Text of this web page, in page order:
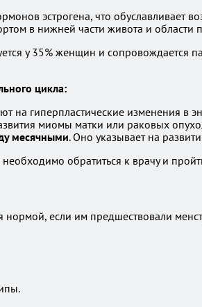
эстрогена, что обуславливает
в нижней части живота и области
у 35% женщин и сопровождается
цикла:
на гиперпластические изменения в
миомы матки или раковых
месячными. Оно указывает на
обратиться к врачу и
нормой, если им предшествовали